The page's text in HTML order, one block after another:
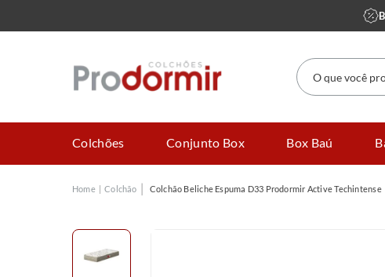
O que você
Colchões Conjunto Box Box Baú
Colchão Colchão Beliche Espuma D33 Prodormir Active Techintense